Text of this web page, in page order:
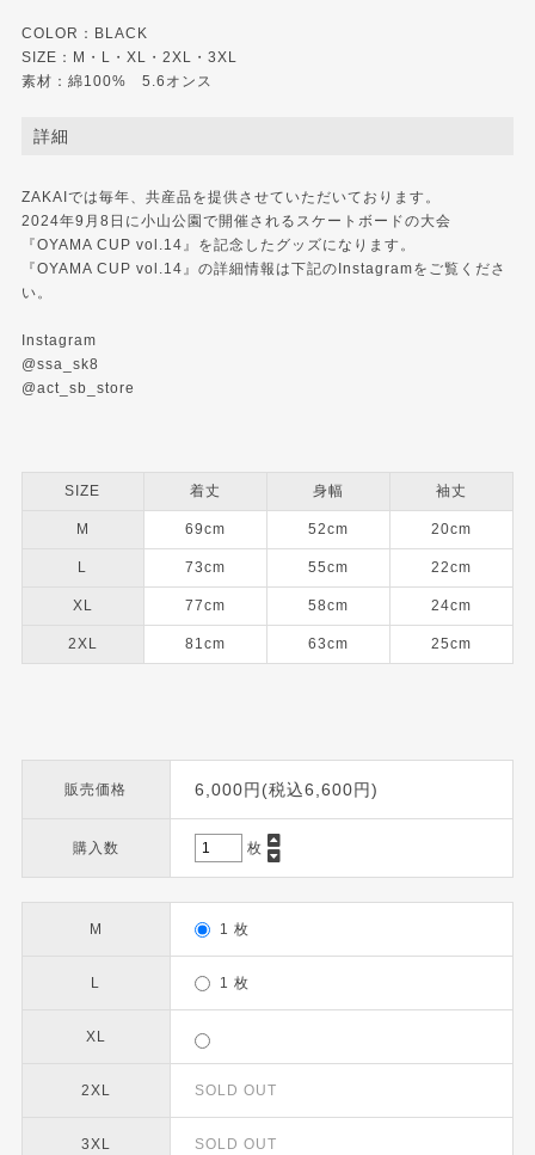
COLOR：BLACK
SIZE：M・L・XL・2XL・3XL
素材：綿100% 5.6オンス
詳細
ZAKAIでは毎年、共産品を提供させていただいております。
2024年9月8日に小山公園で開催されるスケートボードの大会
『OYAMA CUP vol.14』を記念したグッズになります。
『OYAMA CUP vol.14』の詳細情報は下記のInstagramをご覧くださ
い。
Instagram
@ssa_sk8
@act_sb_store
SIZE 着丈 身幅 袖丈
M 69cm 52cm 20cm
L 73cm 55cm 22cm
XL 77cm 58cm 24cm
2XL 81cm 63cm 25cm
販売価格 6,000円(税込6,600円)
購入数 枚
M 1 枚
L 1 枚
XL
2XL SOLD OUT
3XL SOLD OUT